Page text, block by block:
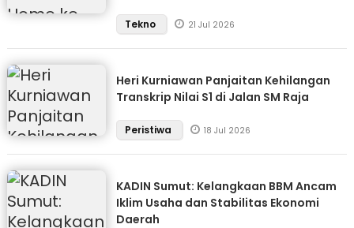
Tekno 21 Jul 2026
Heri Kurniawan Panjaitan Kehilangan
Transkrip Nilai S1 di Jalan SM Raja
Peristiwa 18 Jul 2026
KADIN Sumut: Kelangkaan BBM Ancam
Iklim Usaha dan Stabilitas Ekonomi
Daerah